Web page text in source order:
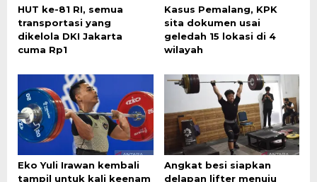
HUT ke-81 RI, semua
transportasi yang
dikelola DKI Jakarta
cuma Rp1
Kasus Pemalang, KPK
sita dokumen usai
geledah 15 lokasi di 4
wilayah
Eko Yuli Irawan kembali
tampil untuk kali keenam
Angkat besi siapkan
delapan lifter menuju